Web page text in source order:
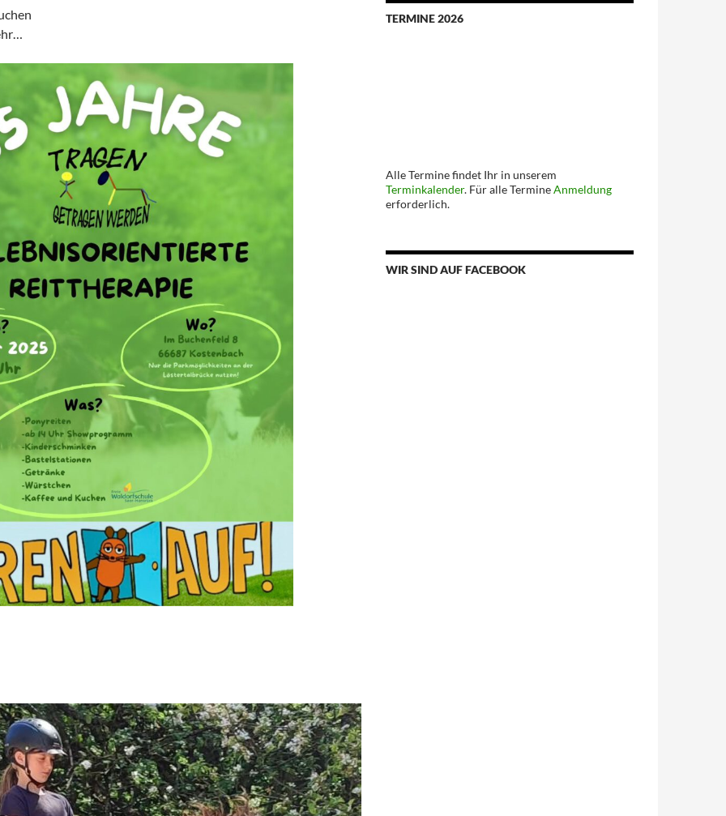
TERMINE 2026
Alle Termine findet Ihr in unserem
Terminkalender. Für alle TermineAnmeldung
erforderlich.
WIR SIND AUF FACEBOOK